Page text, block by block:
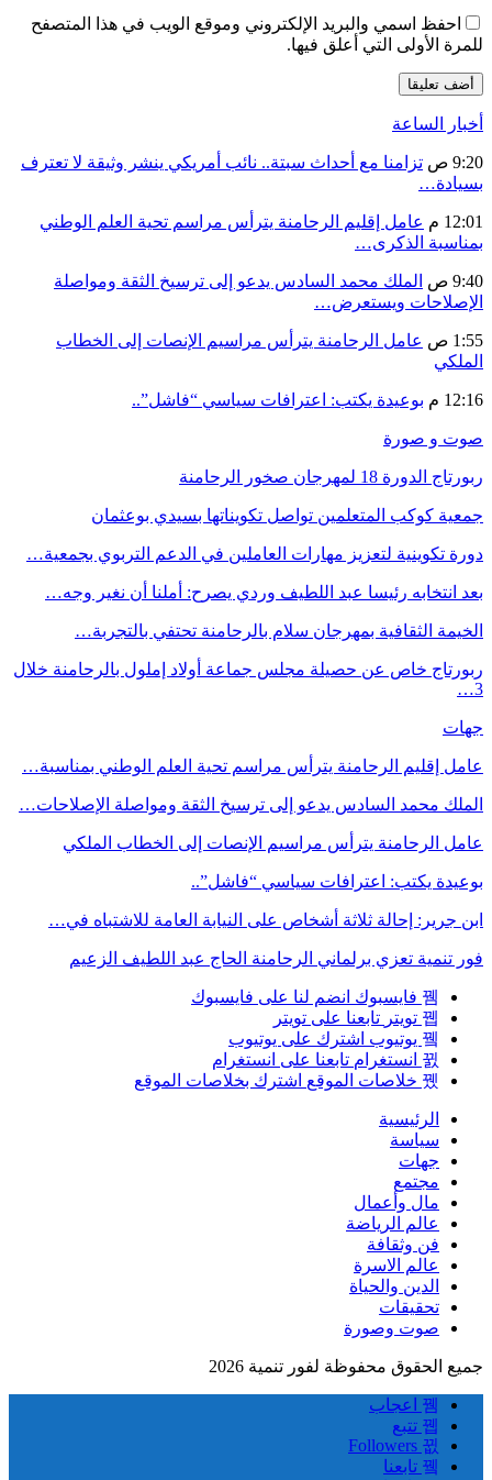
احفظ اسمي والبريد الإلكتروني وموقع الويب في هذا المتصفح
للمرة الأولى التي أعلق فيها.
أخبار الساعة
9:20 ص
تزامنا مع أحداث سبتة.. نائب أمريكي ينشر وثيقة لا تعترف
بسيادة…
12:01 م
عامل إقليم الرحامنة يترأس مراسم تحية العلم الوطني
بمناسبة الذكرى…
9:40 ص
الملك محمد السادس يدعو إلى ترسيخ الثقة ومواصلة
الإصلاحات ويستعرض…
1:55 ص
عامل الرحامنة يترأس مراسيم الإنصات إلى الخطاب
الملكي
12:16 م بوعيدة يكتب: اعترافات سياسي “فاشل”..
صوت و صورة
ربورتاج الدورة 18 لمهرجان صخور الرحامنة
جمعية كوكب المتعلمين تواصل تكويناتها بسيدي بوعثمان
دورة تكوينية لتعزيز مهارات العاملين في الدعم التربوي بجمعية…
بعد انتخابه رئيسا عبد اللطيف وردي يصرح: أملنا أن نغير وجه…
الخيمة الثقافية بمهرجان سلام بالرحامنة تحتفي بالتجربة…
ربورتاج خاص عن حصيلة مجلس جماعة أولاد إملول بالرحامنة خلال
3…
جهات
عامل إقليم الرحامنة يترأس مراسم تحية العلم الوطني بمناسبة…
الملك محمد السادس يدعو إلى ترسيخ الثقة ومواصلة الإصلاحات…
عامل الرحامنة يترأس مراسيم الإنصات إلى الخطاب الملكي
بوعيدة يكتب: اعترافات سياسي “فاشل”..
ابن جرير: إحالة ثلاثة أشخاص على النيابة العامة للاشتباه في…
فور تنمية تعزي برلماني الرحامنة الحاج عبد اللطيف الزعيم
فايسبوك انضم لنا على فايسبوك
تويتر تابعنا على تويتر
يوتيوب اشترك على يوتيوب
انستغرام تابعنا على انستغرام
خلاصات الموقع اشترك بخلاصات الموقع
الرئيسية
سياسة
جهات
مجتمع
مال وأعمال
عالم الرياضة
فن وثقافة
عالم الاسرة
الدين والحياة
تحقيقات
صوت وصورة
جميع الحقوق محفوظة لفور تنمية 2026
اعجاب
تتبع
تابعنا